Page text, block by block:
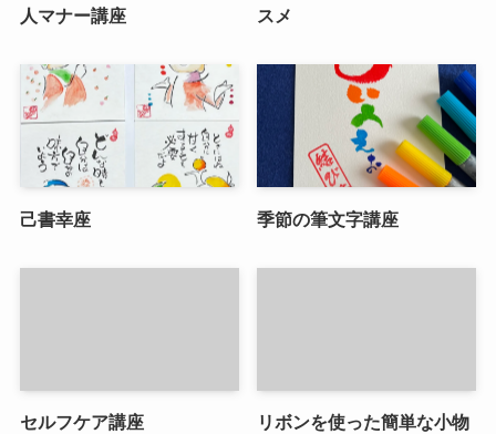
人マナー講座
スメ
己書幸座 季節の筆文字講座
セルフケア講座 リボンを使った簡単な小物